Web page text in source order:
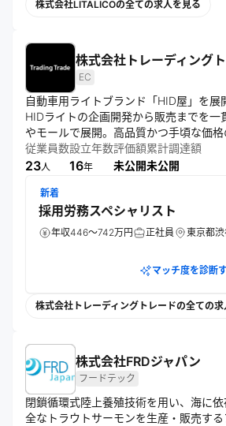
株式会社LITALICOの全ての求人を見る
株式会社トレーディング
EC
自動車用ライトブランド「HID屋」を展
HIDライトの企画開発から販売までを一
やモールで展開。高品質かつ手頃な価
し、カー用品分野におけるユーザー体験
の強化を推進する。
従業員数
23人
設立年数
16年
評価額
未公開
累計調達額
未公開
新着
採用労務スペシャリスト
年収446～742万円 正社員 東京都
マッチ度を診断
株式会社トレーディングトレードの全ての求
株式会社FRDジャパン
フードテック
閉鎖循環式陸上養殖技術を用い、海に
全なトラウトサーモンを生産・販売する